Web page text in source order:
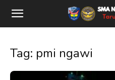
Tag: pmi ngawi